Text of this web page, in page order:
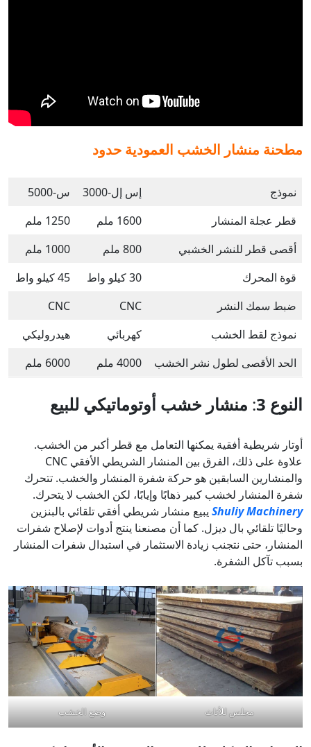
مطحنة منشار الخشب العمودية حدود
نموذج إس إل-3000
س-5000
قطر عجلة المنشار
1600 ملم
1250 ملم
أقصى قطر للنشر الخشبي
800 ملم
1000 ملم
قوة المحرك
30 كيلو واط
45 كيلو واط
ضبط سمك النشر
CNC
CNC
نموذج لقط الخشب
كهربائي
هيدروليكي
الحد الأقصى لطول نشر الخشب
4000 ملم 6000 ملم
النوع 3 : منشار خشب أوتوماتيكي للبيع
أوتار شريطية أفقية يمكنها التعامل مع قطر أكبر من الخشب.
علاوة على ذلك، الفرق بين المنشار الشريطي الأفقي CNC
والمنشارين السابقين هو حركة شفرة المنشار والخشب. تتحرك
شفرة المنشار لخشب كبير ذهابًا وإيابًا، لكن الخشب لا يتحرك.
Shuliy Machinery يبيع منشار شريطي أفقي تلقائي بالبنزين
وحاليًا تلقائي بال ديزل. كما أن مصنعنا ينتج أدوات لإصلاح شفرات
المنشار، حتى نتجنب زيادة الاستثمار في استبدال شفرات المنشار
بسبب تآكل الشفرة.
مجلس للأثاث وضع الخشب